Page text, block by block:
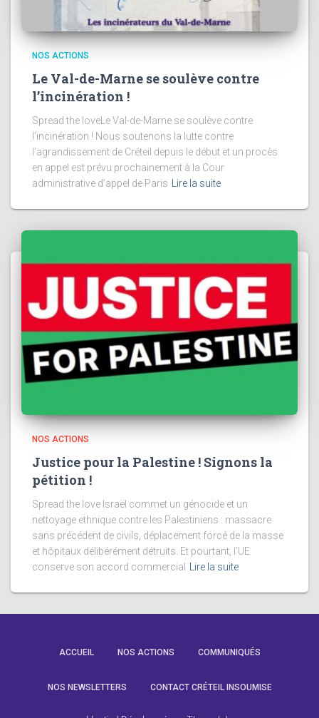
NOS ACTIONS
Le Val-de-Marne se soulève contre
l’incinération !
Spread the loveLe Val-de-Marne se soulève contre
l’incinération ! Nous soutenons la lutte contre
l’agrandissement de Créteil depuis le début et un procès
en appel est prévu prochainement à la Cour
administrative d’appel de Paris Lire la suite
NOS ACTIONS
Justice pour la Palestine ! Signons la
pétition !
Spread the love Israël commet un génocide et un
nettoyage ethnique contre les Palestiniens : massacre
sans précédent de civils, déplacement forcé de la masse
et hôpitaux délibérément détruits. Et pourtant, l’UE
conserve son accord commercial
Lire la suite
ACCUEIL NOS ACTIONS COMMUNIQUÉS
NOS NEWSLETTERS CONTACT CRÉTEIL INSOUMISE